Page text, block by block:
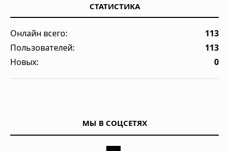
СТАТИСТИКА
Онлайн всего:
113
Пользователей:
113
Новых:
0
МЫ В СОЦСЕТЯХ